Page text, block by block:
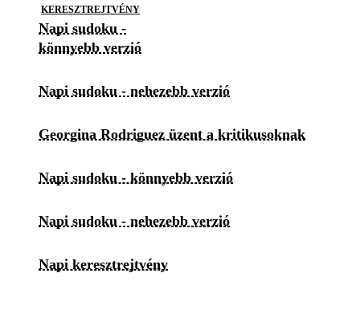
KERESZTREJTVÉNY
Napi sudoku -
könnyebb verzió
Napi sudoku - nehezebb verzió
Georgina Rodriguez üzent a kritikusoknak
Napi sudoku - könnyebb verzió
Napi sudoku - nehezebb verzió
Napi keresztrejtvény